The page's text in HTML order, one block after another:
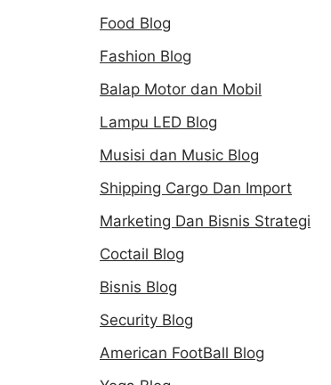
Food Blog
Fashion Blog
Balap Motor dan Mobil
Lampu LED Blog
Musisi dan Music Blog
Shipping Cargo Dan Import
Marketing Dan Bisnis Strategi
Coctail Blog
Bisnis Blog
Security Blog
American FootBall Blog